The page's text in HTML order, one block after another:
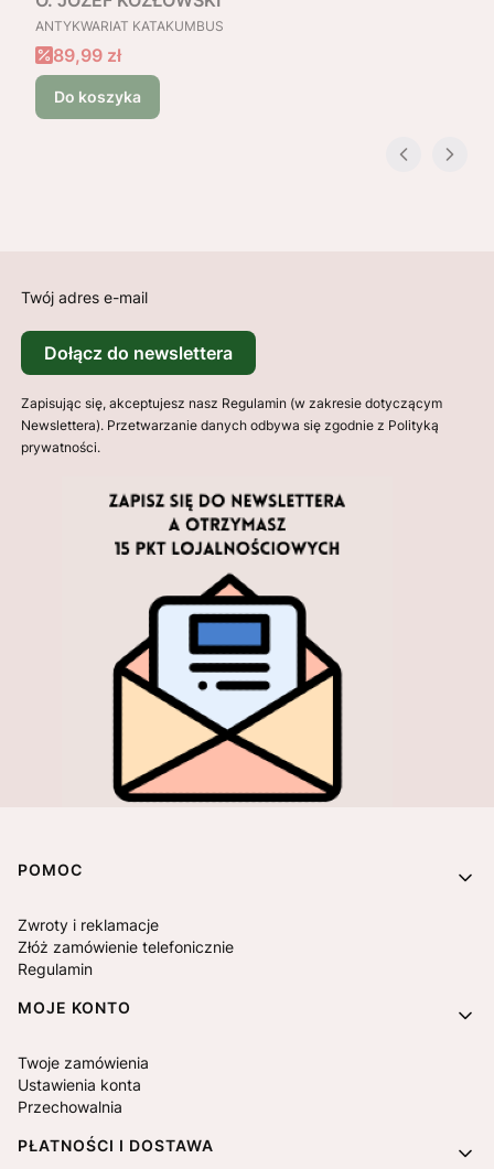
PRODUCENT
ANTYKWARIAT KATAKUMBUS
Cena promocyjna
89,99 zł
Do koszyka
Twój adres e-mail
Dołącz do newslettera
Zapisując się, akceptujesz nasz Regulamin (w zakresie dotyczącym
Newslettera). Przetwarzanie danych odbywa się zgodnie z Polityką
prywatności.
Linki w stopce
POMOC
Zwroty i reklamacje
Złóż zamówienie telefonicznie
Regulamin
MOJE KONTO
Twoje zamówienia
Ustawienia konta
Przechowalnia
PŁATNOŚCI I DOSTAWA